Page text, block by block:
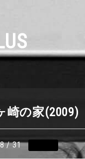
崎の家(2009)
/ 31